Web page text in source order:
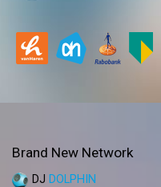
Brand New Network
DJ DOLPHIN